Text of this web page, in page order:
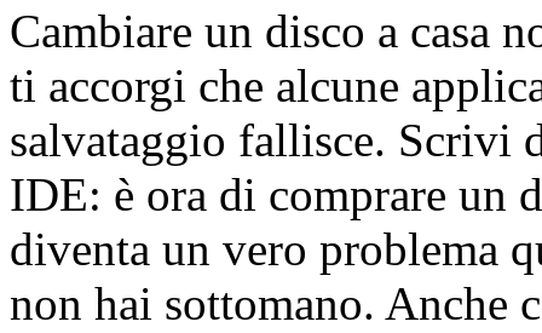
Cambiare un disco a casa
ti accorgi che alcune
salvataggio fallisce. Scrivi
IDE: è ora di comprare un
diventa un vero problema
non hai sottomano. Anche